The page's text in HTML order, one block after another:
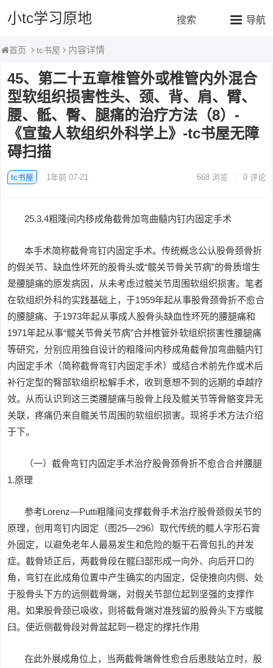
小tc学习原地 导航
搜索
首页 tc书屋 内容详情
45、第二十五章椎管外或椎管内外混合
型软组织损害性头、颈、背、肩、臂、
腰、骶、臀、腿痛的治疗方法（8）-
《宣蛰人软组织外科学上》-tc书屋无障
碍扫描
tc书屋 1年前 07-21 668浏览 0 评论
25.3.4粗隆间内移成角截骨加弯曲髓内钉内固定手术
本手术简称截骨弯钉内固定手术。传统概念公认股骨颈骨折
的假关节、缺血性坏死的股骨头或“髋关节骨关节病”的骨质增生
是腰腿痛的原发病因，从未考虑过髋关节周围软组织损害。笔者
在软组织外科的实践基础上，于1959年起从事股骨颈骨折不愈合
的腰腿痛、于1973年起从事成人股骨头缺血性坏死的腰腿痛和
1971年起从事“髋关节骨关节病”合并椎管外软组织损害性腰腿痛
等研究，分别应用独自设计的粗隆间内移成角截骨加弯曲髓内钉
内固定手术（简称截骨弯钉内固定手术）或结合术前先作或术后
补行定型的臀部软组织松解手术，收到意想不到的远期的卓越疗
效。从而认识到这三类腰腿痛与股骨上段及髋关节等骨骼变异无
关联，疼痛仍来自髋关节周围的软组织损害。现将手术方法介绍
于下。
（一）截骨弯钉内固定手术治疗股骨颈骨折不愈合合并腰腿
1.原理
参考Lorenz—Putti粗隆间支撑截骨手术治疗股骨颈假关节的
原理，创用弯钉内固定（图25—296）取代传统的髋人字形石膏
外固定，以避免老年人最易发生和危险的躯干石膏包扎的并发
症。截骨矫正后，两截骨段在髋臼部形成一向外、向后开口的
角，弯钉在此成角位置中产生确实的内固定，促使推向内侧、处
于股骨头下方的远侧截骨端，对假关节部位起到坚强的支撑作
用。如果股骨颈已吸收，则将截骨端对准残留的股骨头下方或髋
臼。使近侧截骨段对骨盆起到一稳定的撑托作用
在此外展成角位上，当两截骨端骨性愈合后患肢站立时，股